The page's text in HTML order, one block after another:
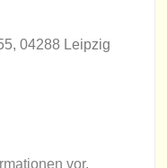
04288 Leipzig
vor.